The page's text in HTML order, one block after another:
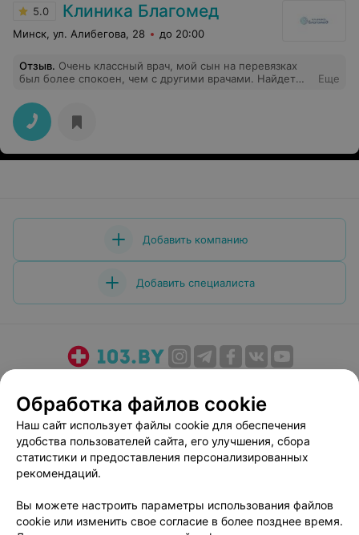
5.0 Клиника Благомед
Минск, ул. Алибегова, 28 до 20:00
Отзыв. Очень классный врач, мой сын на перевязках
был более спокоен, чем с другими врачами. Найдет
Еще
Добавить компанию
Добавить специалиста
Медицинский маркетинг
Публичный договор
Пользовательское соглашение
Способы оплаты
Вакансии
Партнеры
Персональные настройки cookie
Обработка файлов cookie
Наш сайт использует файлы cookie для обеспечения
удобства пользователей сайта, его улучшения, сбора
статистики и предоставления персонализированных
рекомендаций.
Вы можете настроить параметры использования файлов
cookie или изменить свое согласие в более позднее время.